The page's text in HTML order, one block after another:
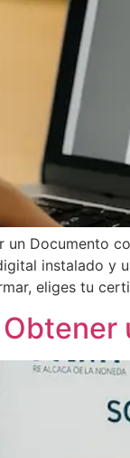
un Documento
instalado y
eliges tu